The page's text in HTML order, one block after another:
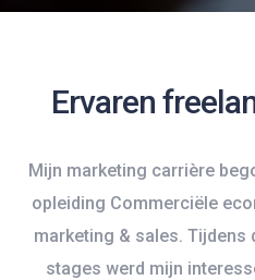
Ervaren
Mijn marketing carrière
opleiding Commerciële
marketing & sales. Tijdens
stages werd mijn